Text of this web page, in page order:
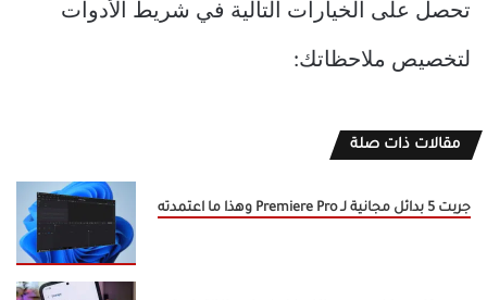
تحصل على الخيارات التالية في شريط الأدوات
لتخصيص ملاحظاتك:
مقالات ذات صلة
جربت 5 بدائل مجانية لـ Premiere Pro وهذا ما اعتمدته